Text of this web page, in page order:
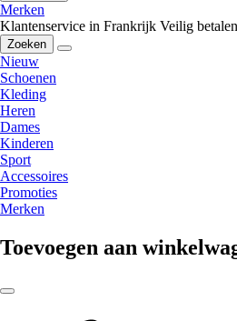
Merken
Klantenservice in Frankrijk Veilig betalen
Zoeken
Nieuw
Schoenen
Kleding
Heren
Dames
Kinderen
Sport
Accessoires
Promoties
Merken
Toevoegen aan